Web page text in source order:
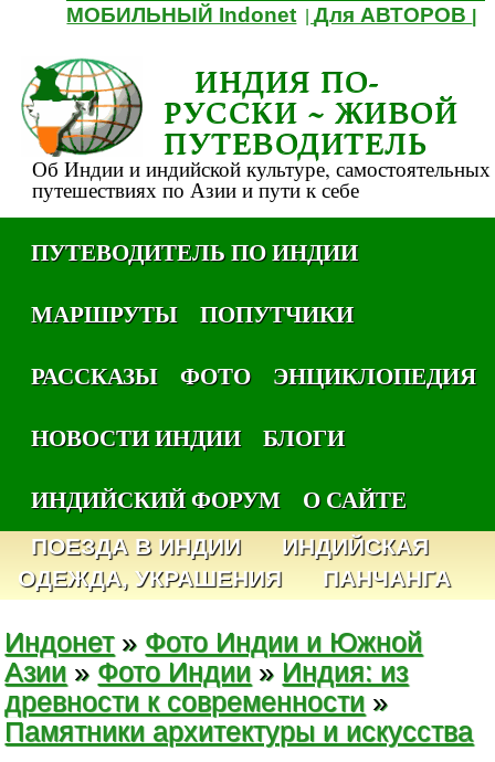
МОБИЛЬНЫЙ Indonet |Для АВТОРОВ
ИНДИЯ ПО-
РУССКИ ~ ЖИВОЙ
ПУТЕВОДИТЕЛЬ
Об Индии и индийской культуре, самостоятельных
путешествиях по Азии и пути к себе
ПУТЕВОДИТЕЛЬ ПО ИНДИИ
МАРШРУТЫ
ПОПУТЧИКИ
РАССКАЗЫ
ФОТО
ЭНЦИКЛОПЕДИЯ
НОВОСТИ ИНДИИ
БЛОГИ
ИНДИЙСКИЙ ФОРУМ
О САЙТЕ
ПОЕЗДА В ИНДИИ
ИНДИЙСКАЯ
ОДЕЖДА, УКРАШЕНИЯ
ПАНЧАНГА
Индонет» Фото Индии и Южной
Азии » Фото Индии » Индия: из
древности к современности »
Памятники архитектуры и искусства